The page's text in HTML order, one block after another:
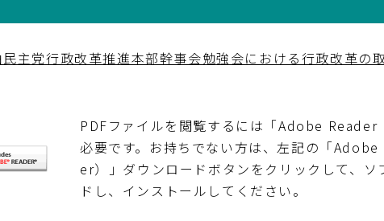
民主党行政改革推進本部幹事会勉強会における行政改革の
PDFファイルを閲覧するには「Adobe
必要です。お持ちでない方は、左記の「
er）」ダウンロードボタンをクリックして、ソ
ドし、インストールしてください。